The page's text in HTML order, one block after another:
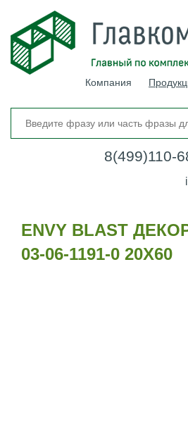
Компания
8(499)110-
ENVY BLAST
03-06-1191-0 20Х60